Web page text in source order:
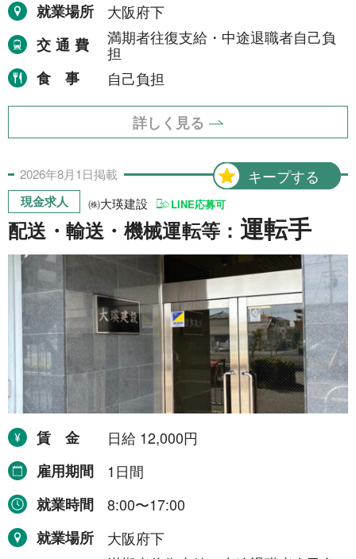
プライバシーポリシー
お問い合わせ
就業場所
大阪府下
交通費
満期者往復支給・中途退職者自己負
担
食事
自己負担
詳しく見る
キープする
2026年8月1日掲載
現金求人 ㈱大瑛建設 LINE応募可
配送・輸送・機械運転等： 運転手
賃金
日給 12,000円
雇用期間
1日間
就業時間
8:00〜17:00
就業場所
大阪府下